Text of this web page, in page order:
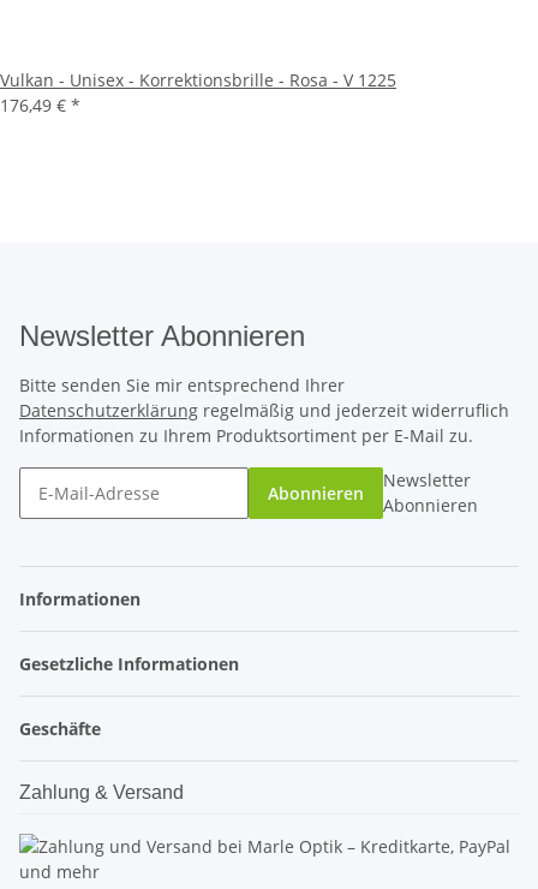
Vulkan - Unisex - Korrektionsbrille - Rosa - V 1225
176,49 € *
Newsletter Abonnieren
Bitte senden Sie mir entsprechend Ihrer
Datenschutzerklärung regelmäßig und jederzeit widerruflich
Informationen zu Ihrem Produktsortiment per E-Mail zu.
Abonnieren
Newsletter
Abonnieren
Informationen
Gesetzliche Informationen
Geschäfte
Zahlung & Versand